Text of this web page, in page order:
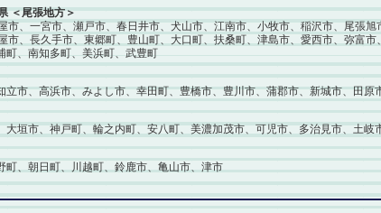
＜尾張地方＞
市、一宮市、瀬戸市、春日井市、犬山市、江南市、小牧市、稲沢市、尾張
市、長久手市、東郷町、豊山町、大口町、扶桑町、津島市、愛西市、弥富
町、南知多町、美浜町、武豊町
市、高浜市、みよし市、幸田町、豊橋市、豊川市、蒲郡市、新城市、田原
垣市、神戸町、輪之内町、安八町、美濃加茂市、可児市、多治見市、土岐
、朝日町、川越町、鈴鹿市、亀山市、津市